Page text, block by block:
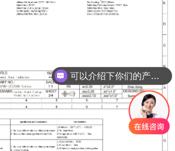
可以介绍下你们的产品么